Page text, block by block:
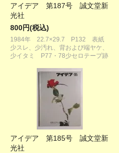
アイデア 第187号 誠文堂新
光社
800円(税込)
1984年 22.7×29.7 P132 表紙
少スレ、少汚れ、背および端ヤケ、
少イタミ P77・78少セロテープ跡
アイデア 第185号 誠文堂新
光社